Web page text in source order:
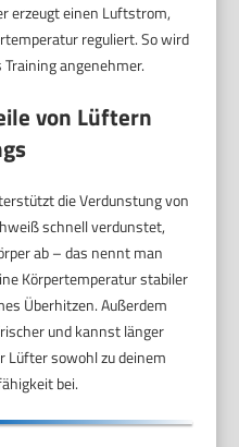
erzeugt einen Luftstrom,
reguliert. So wird
angenehmer.
von Lüftern
die Verdunstung von
schnell verdunstet,
ab – das nennt man
Körpertemperatur stabiler
Überhitzen. Außerdem
und kannst länger
Lüfter sowohl zu deinem
bei.